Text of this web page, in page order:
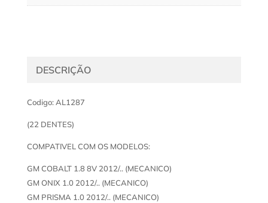
DESCRIÇÃO
Codigo: AL1287
(22 DENTES)
COMPATIVEL COM OS MODELOS:
GM COBALT 1.8 8V 2012/.. (MECANICO)
GM ONIX 1.0 2012/.. (MECANICO)
GM PRISMA 1.0 2012/.. (MECANICO)